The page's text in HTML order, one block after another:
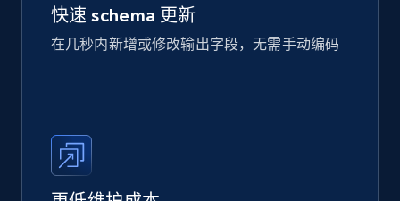
快速 schema 更新
在几秒内新增或修改输出字段，无需手动编码